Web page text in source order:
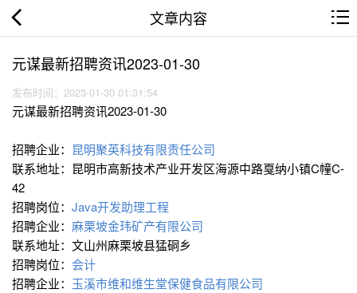
文章内容
元谋最新招聘资讯2023-01-30
发布时间：2023-01-30 01:31:54
元谋最新招聘资讯2023-01-30
招聘企业： 昆明聚英科技有限责任公司
联系地址：昆明市高新技术产业开发区海源中路戛纳小镇C幢C-
42
招聘岗位： Java开发助理工程
招聘企业： 麻栗坡金玮矿产有限公司
联系地址：文山州麻栗坡县猛硐乡
招聘岗位： 会计
招聘企业： 玉溪市维和维生堂保健食品有限公司